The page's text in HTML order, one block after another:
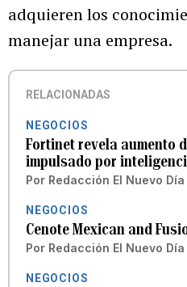
adquieren los
manejar una empresa.
RELACIONADAS
NEGOCIOS
Fortinet revela aumento
impulsado por
Por Redacción El Nuevo Día
NEGOCIOS
Cenote Mexican and
Por Redacción El Nuevo Día
NEGOCIOS